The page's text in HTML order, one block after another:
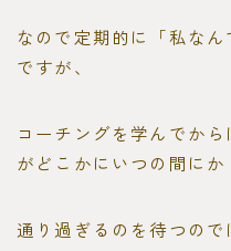
なので定期的に「私な
ですが、
コーチングを学んでか
がどこかにいつの間にか
通り過ぎるのを待つの